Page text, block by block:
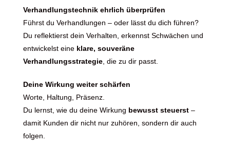
Verhandlungstechnik ehrlich überprüfen
Führst du Verhandlungen – oder lässt du dich führen?
Du reflektierst dein Verhalten, erkennst Schwächen und
entwickelst eine klare, souveräne
Verhandlungsstrategie , die zu dir passt.
Deine Wirkung weiter schärfen
Worte, Haltung, Präsenz.
Du lernst, wie du deine Wirkung bewusst steuerst –
damit Kunden dir nicht nur zuhören, sondern dir auch
folgen.